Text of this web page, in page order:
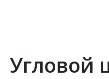
Угловой